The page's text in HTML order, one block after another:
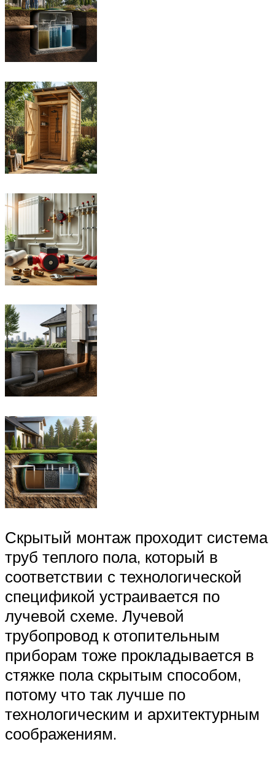
Скрытый монтаж проходит система
труб теплого пола, который в
соответствии с технологической
спецификой устраивается по
лучевой схеме. Лучевой
трубопровод к отопительным
приборам тоже прокладывается в
стяжке пола скрытым способом,
потому что так лучше по
технологическим и архитектурным
соображениям.